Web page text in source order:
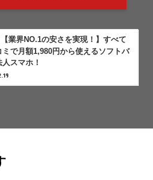
【業界NO.1の安さを実現！】すべて
ミで月額1,980円から使えるソフトバ
スマホ！